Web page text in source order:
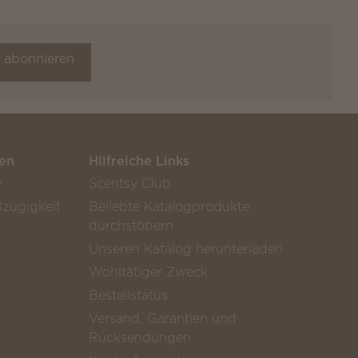
Hilfreiche Links
Scentsy Club
Beliebte Katalogprodukte
durchstöbern
Unseren Katalog herunterladen
Wohltätiger Zweck
Bestellstatus
Versand, Garantien und
Rücksendungen